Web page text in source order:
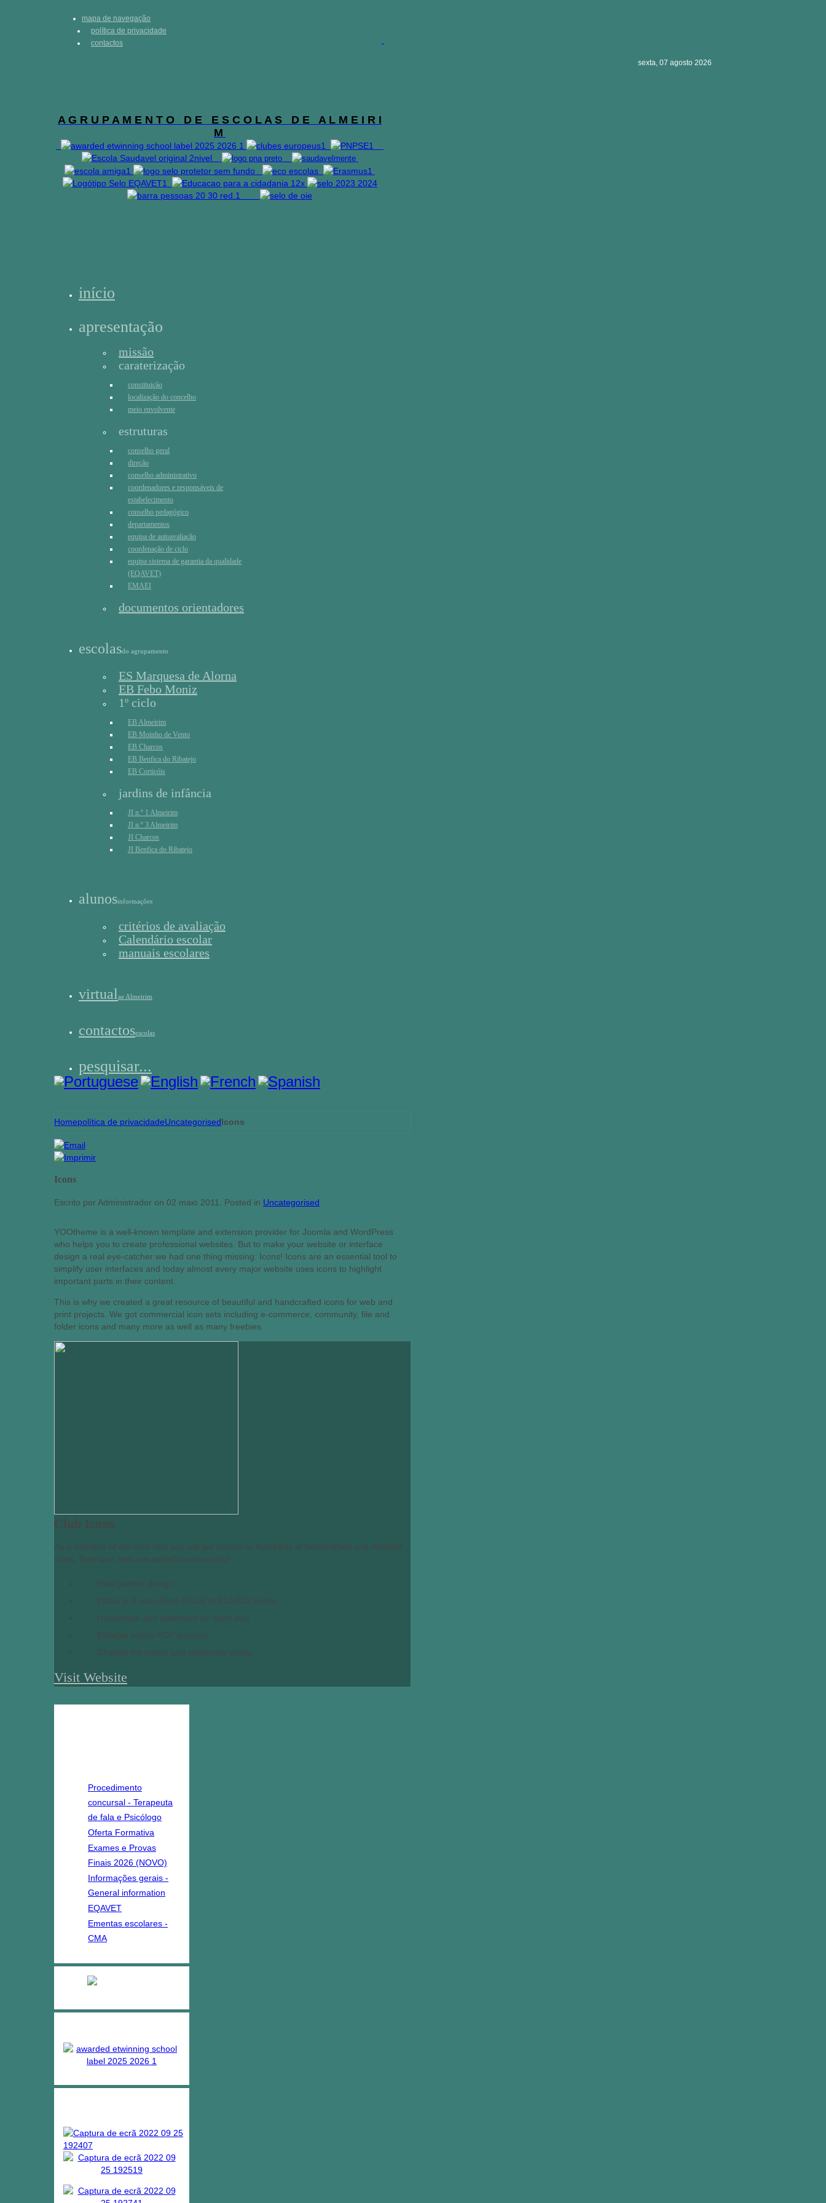
mapa de navegação
política de privacidade
contactos
sexta, 07 agosto 2026
A G R U P A M E N T O D E E S C O L A S D E A L M E I R I
M
início
apresentação
missão
caraterização
constituição
localização do concelho
meio envolvente
estruturas
conselho geral
direção
conselho administrativo
coordenadores e responsáveis de
estabelecimento
conselho pedagógico
departamentos
equipa de autoavaliação
coordenação de ciclo
equipa sistema de garantia da qualidade
(EQAVET)
EMAEI
documentos orientadores
escolasdo agrupamento
ES Marquesa de Alorna
EB Febo Moniz
1º ciclo
EB Almeirim
EB Moinho de Vento
EB Charcos
EB Benfica do Ribatejo
EB Cortiçóis
jardins de infância
JI n.º 1 Almeirim
JI n.º 3 Almeirim
JI Charcos
JI Benfica do Ribatejo
alunosinformações
critérios de avaliação
Calendário escolar
manuais escolares
virtualae Almeirim
contactosescolas
pesquisar...
Homepolítica de privacidadeUncategorisedIcons
Icons
Escrito por Administrador on 02 maio 2011 . Posted in Uncategorised
YOOtheme is a well-known template and extension provider for Joomla and WordPress
who helps you to create professional websites. But to make your website or interface
design a real eye-catcher we had one thing missing: Icons! Icons are an essential tool to
simplify user interfaces and today almost every major website uses icons to highlight
important parts in their content.
This is why we created a great resource of beautiful and handcrafted icons for web and
print projects. We got commercial icon sets including e-commerce, community, file and
folder icons and many more as well as many freebies.
Club Icons
As a member of our icon club you will get access to hundreds of handcrafted and detailed
icons. New icon sets are added continuously!
Pixel perfect design
PNGs in 8 sizes from 16x16 to 512x512 pixels
Handmade and optimized for each size
Editable vector PDF sources
Change the colors and customize easily
Visit Website
Procedimento
concursal - Terapeuta
de fala e Psicólogo
Oferta Formativa
Exames e Provas
Finais 2026 (NOVO)
Informações gerais -
General information
EQAVET
Ementas escolares -
CMA